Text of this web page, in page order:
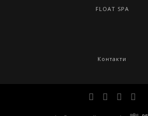
FLOAT SPA
Контакти